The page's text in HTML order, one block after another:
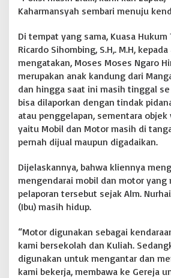
Kaharmansyah sembari menuju
Di tempat yang sama, Kuasa Hukum
Ricardo Sihombing, S.H,. M.H,
mengatakan, Moses Moses Ngaro
merupakan anak kandung dari
dan hingga saat ini masih tinggal se
bisa dilaporkan dengan tindak
atau penggelapan, sementara objek
yaitu Mobil dan Motor masih di
pernah dijual maupun digadaikan.
Dijelaskannya, bahwa kliennya
mengendarai mobil dan motor yang
pelaporan tersebut sejak Alm.
(Ibu) masih hidup.
“Motor digunakan sebagai
kami bersekolah dan Kuliah.
digunakan untuk mengantar dan
kami bekerja, membawa ke Gereja